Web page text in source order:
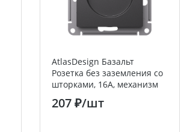
AtlasDesign Базальт
Розетка без заземления со
шторками, 16А, механизм
Systeme Electric (Schneider
Electric)
207 ₽/шт